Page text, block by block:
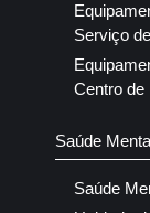
Serviço
Centro de
Saúde
Saúde